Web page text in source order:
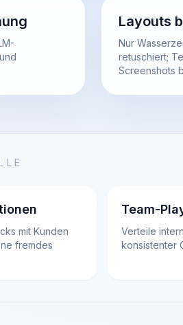
Layouts
Nur
retuschiert;
Screenshots
mit Kunden
fremdes
Team-
Verteile
konsistenter